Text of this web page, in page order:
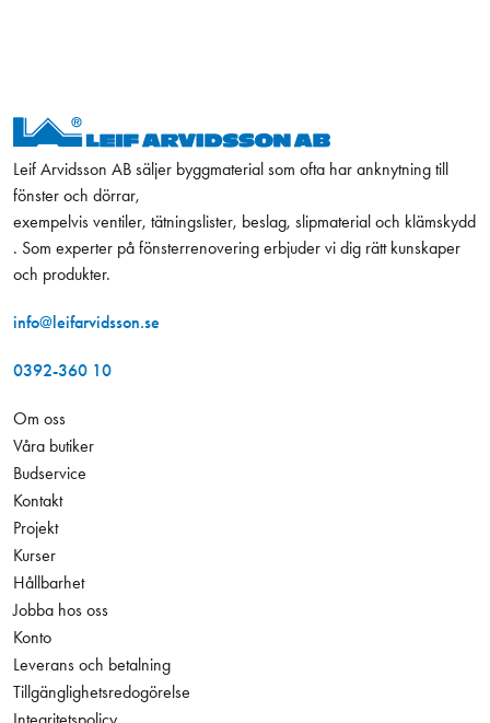
Leif Arvidsson AB säljer byggmaterial som ofta har anknytning till
fönster och dörrar,
exempelvis ventiler, tätningslister, beslag, slipmaterial och klämskydd
. Som experter på fönsterrenovering erbjuder vi dig rätt kunskaper
och produkter.
info@leifarvidsson.se
0392-360 10
Om oss
Våra butiker
Budservice
Kontakt
Projekt
Kurser
Hållbarhet
Jobba hos oss
Konto
Leverans och betalning
Tillgänglighetsredogörelse